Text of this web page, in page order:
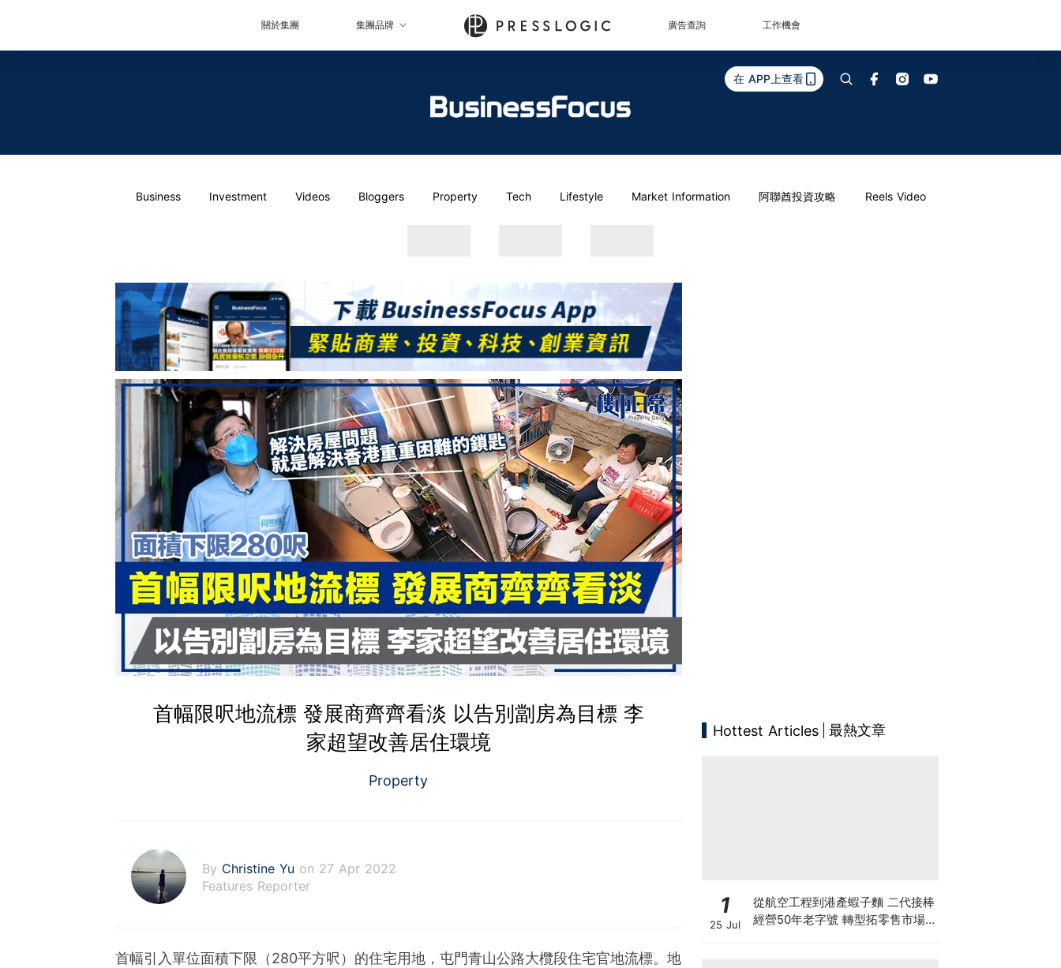
關於集團 集團品牌 廣告查詢 工作機會
在 APP上查看
Business Investment Videos Bloggers Property Tech Lifestyle Market Information 阿聯酋投資攻略 Reels Video
首幅限呎地流標 發展商齊齊看淡 以告別劏房為目標 李
家超望改善居住環境
Property
By Christine Yu on 27 Apr 2022
Features Reporter
首幅引入單位面積下限（280平方呎）的住宅用地，屯門青山公路大欖段住宅官地流標。地
Hottest Articles 最熱文章
1
25 Jul
從航空工程到港產蝦子麵 二代接棒
經營50年老字號 轉型拓零售市場